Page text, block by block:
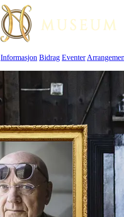
Informasjon Bidrag Eventer